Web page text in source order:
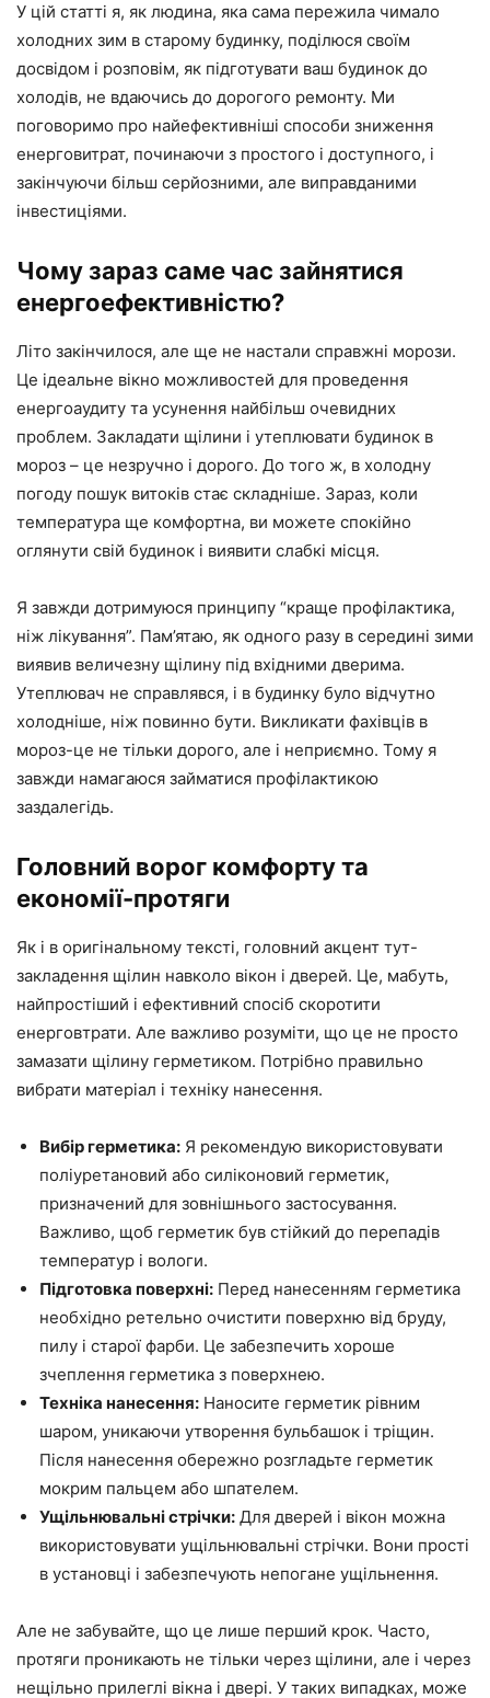
У цій статті я, як людина, яка сама пережила чимало
холодних зим в старому будинку, поділюся своїм
досвідом і розповім, як підготувати ваш будинок до
холодів, не вдаючись до дорогого ремонту. Ми
поговоримо про найефективніші способи зниження
енерговитрат, починаючи з простого і доступного, і
закінчуючи більш серйозними, але виправданими
інвестиціями.
Чому зараз саме час зайнятися
енергоефективністю?
Літо закінчилося, але ще не настали справжні морози.
Це ідеальне вікно можливостей для проведення
енергоаудиту та усунення найбільш очевидних
проблем. Закладати щілини і утеплювати будинок в
мороз – це незручно і дорого. До того ж, в холодну
погоду пошук витоків стає складніше. Зараз, коли
температура ще комфортна, ви можете спокійно
оглянути свій будинок і виявити слабкі місця.
Я завжди дотримуюся принципу “краще профілактика,
ніж лікування”. Пам’ятаю, як одного разу в середині зими
виявив величезну щілину під вхідними дверима.
Утеплювач не справлявся, і в будинку було відчутно
холодніше, ніж повинно бути. Викликати фахівців в
мороз-це не тільки дорого, але і неприємно. Тому я
завжди намагаюся займатися профілактикою
заздалегідь.
Головний ворог комфорту та
економії-протяги
Як і в оригінальному тексті, головний акцент тут-
закладення щілин навколо вікон і дверей. Це, мабуть,
найпростіший і ефективний спосіб скоротити
енерговтрати. Але важливо розуміти, що це не просто
замазати щілину герметиком. Потрібно правильно
вибрати матеріал і техніку нанесення.
Вибір герметика: Я рекомендую використовувати
поліуретановий або силіконовий герметик,
призначений для зовнішнього застосування.
Важливо, щоб герметик був стійкий до перепадів
температур і вологи.
Підготовка поверхні: Перед нанесенням герметика
необхідно ретельно очистити поверхню від бруду,
пилу і старої фарби. Це забезпечить хороше
зчеплення герметика з поверхнею.
Техніка нанесення: Наносите герметик рівним
шаром, уникаючи утворення бульбашок і тріщин.
Після нанесення обережно розгладьте герметик
мокрим пальцем або шпателем.
Ущільнювальні стрічки: Для дверей і вікон можна
використовувати ущільнювальні стрічки. Вони прості
в установці і забезпечують непогане ущільнення.
Але не забувайте, що це лише перший крок. Часто,
протяги проникають не тільки через щілини, але і через
нещільно прилеглі вікна і двері. У таких випадках, може